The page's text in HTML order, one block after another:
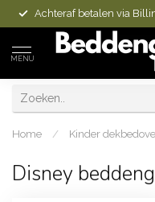
Op voorraad is vandaag
MENU
Home / Kinder
Disney